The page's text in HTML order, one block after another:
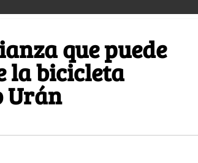
que puede
la bicicleta
Urán